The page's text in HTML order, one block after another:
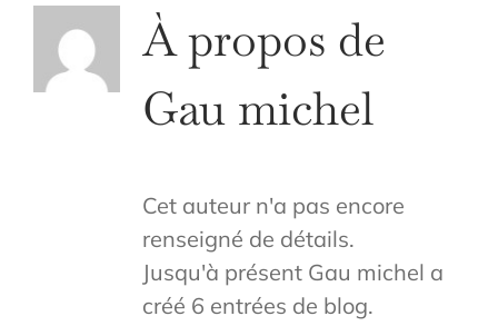
OBTENIR UN DEVISÀ propos de
Gau michel
Cet auteur n'a pas encore
renseigné de détails.
Jusqu'à présent Gau michel a
créé 6 entrées de blog.